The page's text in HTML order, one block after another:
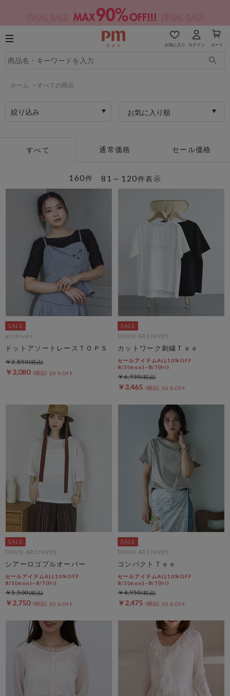
お気に入り ログイン カート
ホーム > すべての商品
絞り込み お気に入り順
すべて 通常価格 セール価格
81～120件表示
160件
archives
ドットアソートレースＴＯＰＳ
￥3,080 20％OFF
￥3,850
DOUX ARCHIVES
カットワーク刺繍Ｔｅｅ
セールアイテムALL10%OFF
8/3(mon)~8/7(fri)
￥3,465 50％OFF
￥6,930
DOUX ARCHIVES
シアーロゴプルオーバー
セールアイテムALL10%OFF
8/3(mon)~8/7(fri)
￥2,750 50％OFF
￥5,500
DOUX ARCHIVES
コンパクトＴｅｅ
セールアイテムALL10%OFF
8/3(mon)~8/7(fri)
￥2,475 50％OFF
￥4,950